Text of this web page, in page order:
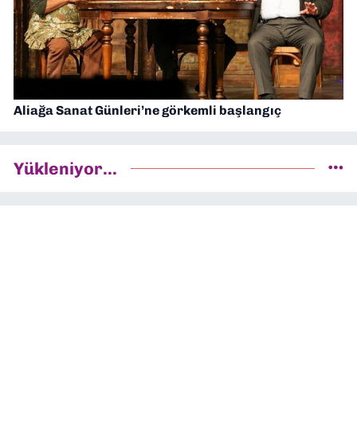
Aliağa Sanat Günleri’ne görkemli başlangıç
Yükleniyor...